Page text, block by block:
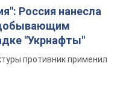
Россия нанесла
"Укрнафты"
противник применил